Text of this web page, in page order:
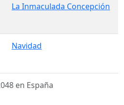
en España
La Inmaculada Concepción
Navidad